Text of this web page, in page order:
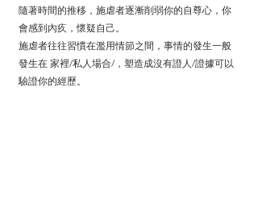
隨著時間的推移，施虐者逐漸削弱你的自尊心，你
會感到內疚，懷疑自己。
施虐者往往習慣在濫用情節之間，事情的發生一般
發生在 家裡/私人場合/，塑造成沒有證人/證據可以
驗證你的經歷。